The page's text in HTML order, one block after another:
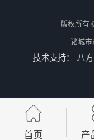
版权所有
诸城市
技术支持： 八
首页 产